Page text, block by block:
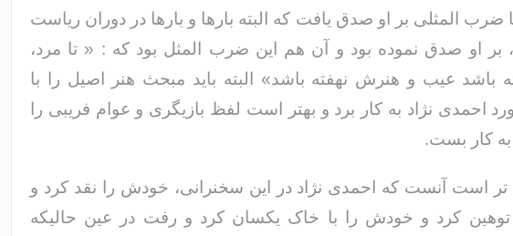
ضرب المثلی بر او صدق یافت که البته بارها و بارها در دوران ریاست
بر او صدق نموده بود و آن هم این ضرب المثل بود که : « تا مرد،
باشد عیب و هنرش نهفته باشد» البته باید مبحث هنر اصیل را با
احمدی نژاد به کار برد و بهتر است لفظ بازیگری و عوام فریبی را
به کار بست.
تر است آنست که احمدی نژاد در این سخنرانی، خودش را نقد کرد و
کرد و خودش را با خاک یکسان کرد و رفت در عین حالیکه
به یاد او که
داشت / طاهره
خداحافظ رزمنده / دلنوشته ای از
حسن دشتی
و صمیمیت به
دفاع مقدس /
حسن دشتی